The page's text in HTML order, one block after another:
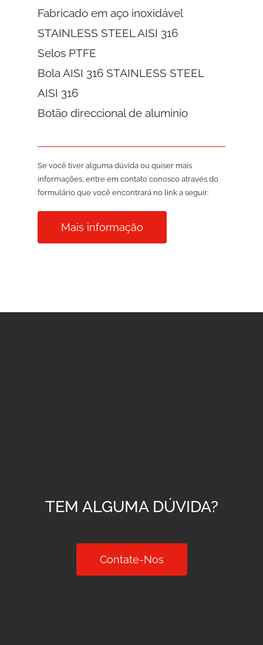
Fabricado em aço inoxidável
STAINLESS STEEL AISI 316
Selos PTFE
Bola AISI 316 STAINLESS STEEL
AISI 316
Botão direccional de aluminio
Se você tiver alguma dúvida ou quiser mais
informações, entre em contato conosco através do
formulário que você encontrará no link a seguir:
Mais informação
TEM ALGUMA DÚVIDA?
Contate-Nos